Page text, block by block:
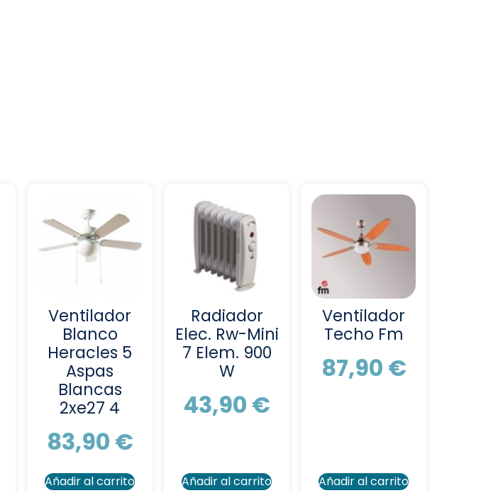
Ventilador
Blanco
Heracles 5
Aspas
Blancas
2xe27 4
83,90 €
Añadir al carrito
Radiador
Elec. Rw-Mini
7 Elem. 900
W
43,90 €
Añadir al carrito
Ventilador
Techo Fm
87,90 €
Añadir al carrito